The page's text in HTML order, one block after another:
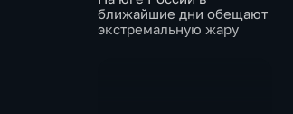
ближайшие дни обещают
экстремальную жару